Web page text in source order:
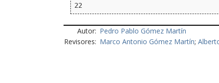
Autor: Pedro Pablo Gómez Martín
Revisores: Marco Antonio Gómez Martín;